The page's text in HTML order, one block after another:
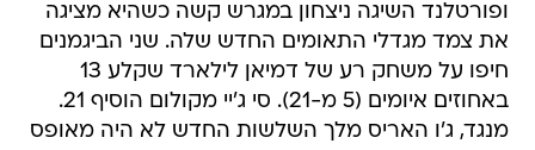
ופורטלנד השיגה ניצחון במגרש קשה כשהיא מציגה
את צמד מגדלי התאומים החדש שלה. שני הביגמנים
חיפו על משחק רע של דמיאן לילארד שקלע 13
באחוזים איומים (5 מ-21). סי ג'יי מקולום הוסיף 21.
מנגד, ג'ו האריס מלך השלשות החדש לא היה מאופס